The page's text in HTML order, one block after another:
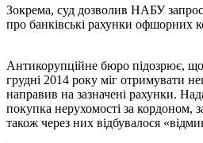
Зокрема, суд дозволив НАБУ
про банківські рахунки офшорних
Антикорупційне бюро підозрює,
грудні 2014 року міг отримувати
направив на зазначені рахунки.
покупка нерухомості за кордоном,
також через них відбувалося